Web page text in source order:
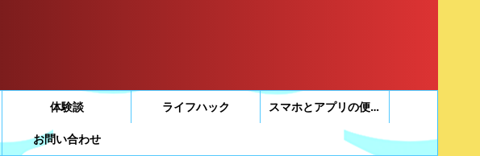
体験談 ライフハック スマホとアプリの便利帳
お問い合わせ